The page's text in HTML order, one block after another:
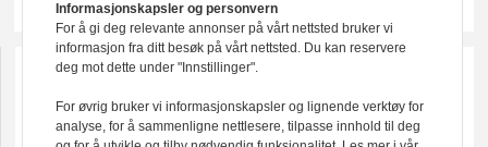
Informasjonskapsler og personvern
For å gi deg relevante annonser på vårt nettsted bruker vi
informasjon fra ditt besøk på vårt nettsted. Du kan reservere
deg mot dette under "Innstillinger".
For øvrig bruker vi informasjonskapsler og lignende verktøy for
analyse, for å sammenligne nettlesere, tilpasse innhold til deg